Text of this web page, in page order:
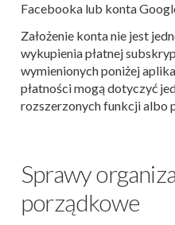
Facebooka lub konta
Założenie konta nie jest
wykupienia płatnej
wymienionych poniżej
płatności mogą dotyczyć
rozszerzonych funkcji albo
Sprawy
porządkowe